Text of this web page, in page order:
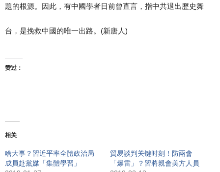
題的根源。因此，有中國學者日前曾直言，指中共退出歷史舞
台，是挽救中國的唯一出路。(新唐人)
赞过：
相关
啥大事？習近平率全體政治局
成員赴黨媒「集體學習」
貿易談判关键时刻！防兩會
「爆雷」？習將親會美方人員